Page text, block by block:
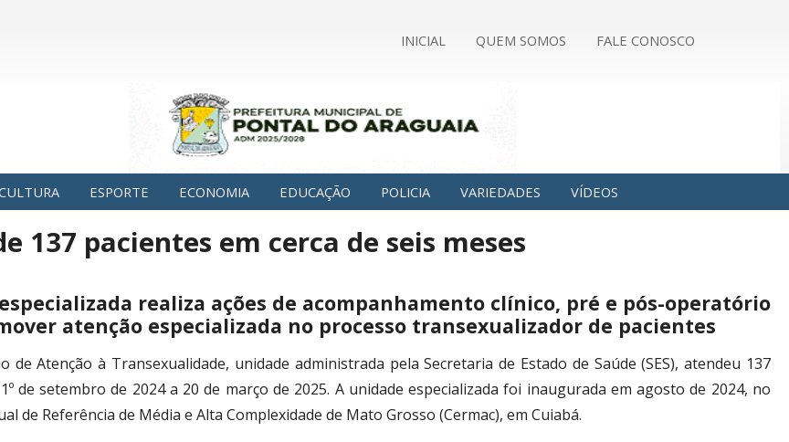
INICIAL QUEM SOMOS FALE CONOSCO
ESPORTE ECONOMIA EDUCAÇÃO POLICIA VARIEDADES VÍDEOS
137 pacientes em cerca de seis meses
realiza ações de acompanhamento clínico, pré e pós-operatório
atenção especializada no processo transexualizador de pacientes
de Atenção à Transexualidade, unidade administrada pela Secretaria de Estado de Saúde (SES), atendeu 137
de setembro de 2024 a 20 de março de 2025. A unidade especializada foi inaugurada em agosto de 2024, no
de Referência de Média e Alta Complexidade de Mato Grosso (Cermac), em Cuiabá.